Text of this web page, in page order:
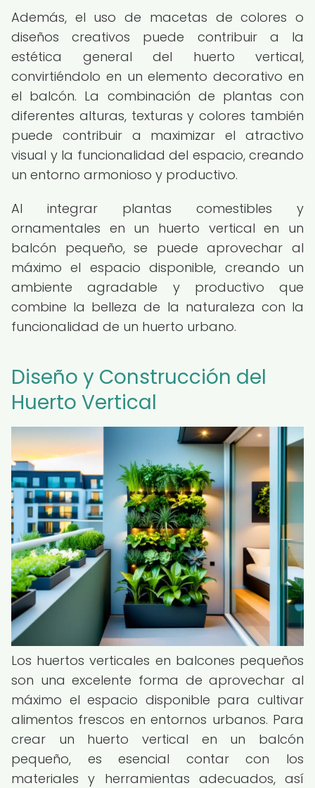
Además, el uso de macetas de colores o
diseños creativos puede contribuir a la
estética general del huerto vertical,
convirtiéndolo en un elemento decorativo en
el balcón. La combinación de plantas con
diferentes alturas, texturas y colores también
puede contribuir a maximizar el atractivo
visual y la funcionalidad del espacio, creando
un entorno armonioso y productivo.
Al integrar plantas comestibles y
ornamentales en un huerto vertical en un
balcón pequeño, se puede aprovechar al
máximo el espacio disponible, creando un
ambiente agradable y productivo que
combine la belleza de la naturaleza con la
funcionalidad de un huerto urbano.
Diseño y Construcción del
Huerto Vertical
Los huertos verticales en balcones pequeños
son una excelente forma de aprovechar al
máximo el espacio disponible para cultivar
alimentos frescos en entornos urbanos. Para
crear un huerto vertical en un balcón
pequeño, es esencial contar con los
materiales y herramientas adecuados, así